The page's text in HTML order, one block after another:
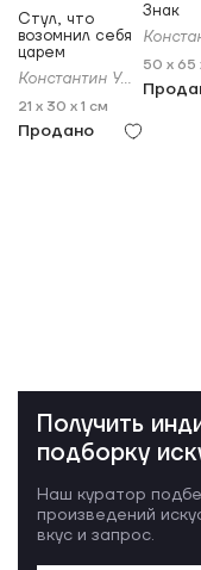
Стул, что
возомнил себя
царем
Константин Ужве
21 x 30 x 1 см
Продано
Знак
50 x 65
Получить
подборку
Наш куратор
произведений
вкус и запрос.